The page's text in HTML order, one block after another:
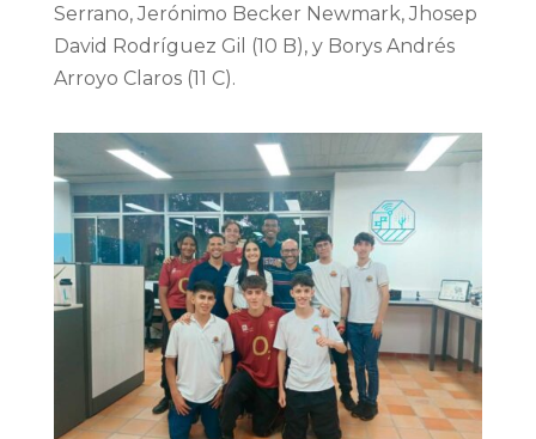
Serrano, Jerónimo Becker Newmark, Jhosep
David Rodríguez Gil (10 B), y Borys Andrés
Arroyo Claros (11 C).